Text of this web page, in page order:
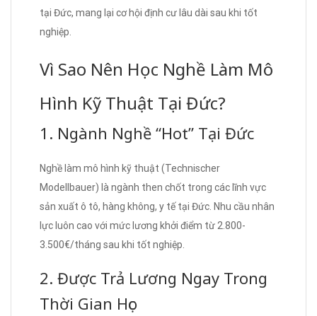
tại Đức, mang lại cơ hội định cư lâu dài sau khi tốt
nghiệp.
Vì Sao Nên Học Nghề Làm Mô
Hình Kỹ Thuật Tại Đức?
1. Ngành Nghề “Hot” Tại Đức
Nghề làm mô hình kỹ thuật (Technischer
Modellbauer) là ngành then chốt trong các lĩnh vực
sản xuất ô tô, hàng không, y tế tại Đức. Nhu cầu nhân
lực luôn cao với mức lương khởi điểm từ 2.800-
3.500€/tháng sau khi tốt nghiệp.
2. Được Trả Lương Ngay Trong
Thời Gian Học